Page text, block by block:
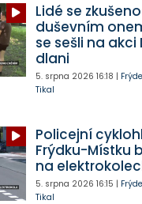
Lidé se
duševním
se sešli na akci
dlani
5. srpna 2026 16:18 |
Tikal
Policejní
Frýdku-Místku
na
5. srpna 2026 16:15 |
Tikal